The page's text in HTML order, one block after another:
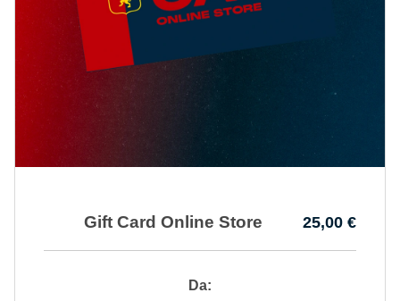
Genoa Academy
Tacchettee Collection
Urban Collection
Robe di Kappa x Genoa
Gift Card Online Store 25,00 €
Da: